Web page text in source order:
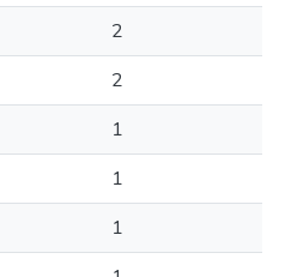
2
2
1
1
1